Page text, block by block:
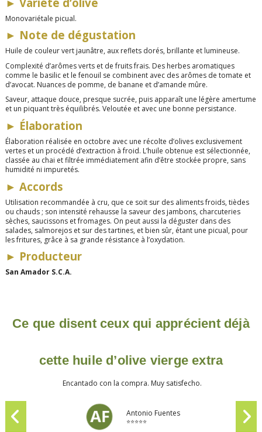
Monovariétale picual.
► Note de dégustation
Huile de couleur vert jaunâtre, aux reflets dorés, brillante et lumineuse.
Complexité d’arômes verts et de fruits frais. Des herbes aromatiques
comme le basilic et le fenouil se combinent avec des arômes de tomate et
d’avocat. Nuances de pomme, de banane et d’amande mûre.
Saveur, attaque douce, presque sucrée, puis apparaît une légère amertume
et un piquant très équilibrés. Veloutée et avec une bonne persistance.
► Élaboration
Élaboration réalisée en octobre avec une récolte d’olives exclusivement
vertes et un procédé d’extraction à froid. L’huile obtenue est sélectionnée,
classée au chai et filtrée immédiatement afin d’être stockée propre, sans
humidité ni impuretés.
► Accords
Utilisation recommandée à cru, que ce soit sur des aliments froids, tièdes
ou chauds ; son intensité rehausse la saveur des jambons, charcuteries
sèches, saucissons et fromages. On peut aussi la déguster dans des
salades, salmorejos et sur des tartines, et bien sûr, étant une picual, pour
les fritures, grâce à sa grande résistance à l’oxydation.
► Producteur
San Amador S.C.A.
Ce que disent ceux qui apprécient déjà
cette huile d’olive vierge extra
Encantado con la compra. Muy satisfecho.
Antonio Fuentes
⭐⭐⭐⭐⭐